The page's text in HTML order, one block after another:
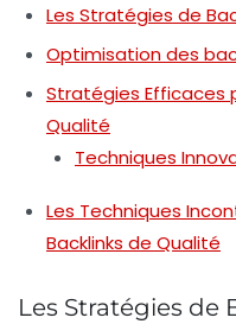
Les Stratégies de
Optimisation des
Stratégies Efficaces
Qualité
Techniques
Les Techniques
Backlinks de Qualité
Les Stratégies de